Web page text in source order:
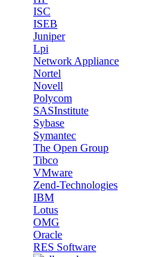
ISC
ISEB
Juniper
Lpi
Network Appliance
Nortel
Novell
Polycom
SASInstitute
Sybase
Symantec
The Open Group
Tibco
VMware
Zend-Technologies
IBM
Lotus
OMG
Oracle
RES Software